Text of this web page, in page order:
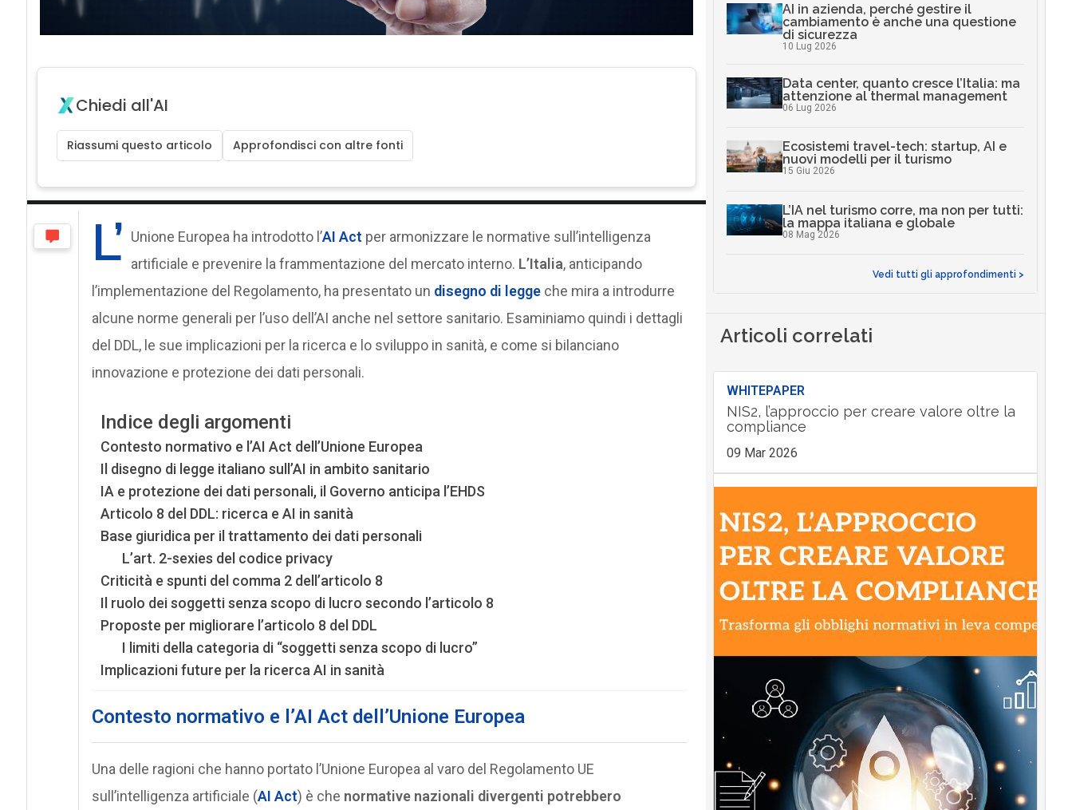
Chiedi all'AI
Riassumi questo articolo Approfondisci con altre fonti
L’ Unione Europea ha introdotto l’AI Act per armonizzare le normative sull’intelligenza
artificiale e prevenire la frammentazione del mercato interno. L’Italia, anticipando
l’implementazione del Regolamento, ha presentato un disegno di leggeche mira a introdurre
alcune norme generali per l’uso dell’AI anche nel settore sanitario. Esaminiamo quindi i dettagli
del DDL, le sue implicazioni per la ricerca e lo sviluppo in sanità, e come si bilanciano
innovazione e protezione dei dati personali.
Indice degli argomenti
Contesto normativo e l’AI Act dell’Unione Europea
Il disegno di legge italiano sull’AI in ambito sanitario
IA e protezione dei dati personali, il Governo anticipa l’EHDS
Articolo 8 del DDL: ricerca e AI in sanità
Base giuridica per il trattamento dei dati personali
L’art. 2-sexies del codice privacy
Criticità e spunti del comma 2 dell’articolo 8
Il ruolo dei soggetti senza scopo di lucro secondo l’articolo 8
Proposte per migliorare l’articolo 8 del DDL
I limiti della categoria di “soggetti senza scopo di lucro”
Implicazioni future per la ricerca AI in sanità
Contesto normativo e l’AI Act dell’Unione Europea
Una delle ragioni che hanno portato l’Unione Europea al varo del Regolamento UE
sull’intelligenza artificiale (AI Act) è che normative nazionali divergenti potrebbero
AI in azienda, perché gestire il
cambiamento è anche una questione
di sicurezza
10 Lug 2026
Data center, quanto cresce l’Italia: ma
attenzione al thermal management
06 Lug 2026
Ecosistemi travel-tech: startup, AI e
nuovi modelli per il turismo
15 Giu 2026
L’IA nel turismo corre, ma non per tutti:
la mappa italiana e globale
08 Mag 2026
Vedi tutti gli approfondimenti >
Articoli correlati
WHITEPAPER
NIS2, l’approccio per creare valore oltre la
compliance
09 Mar 2026